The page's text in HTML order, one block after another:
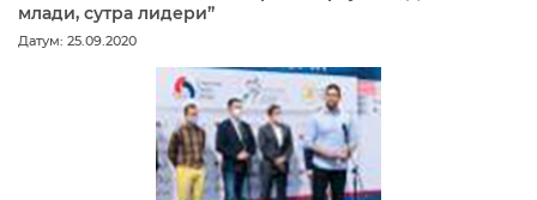
млади, сутра лидери”
Датум: 25.09.2020